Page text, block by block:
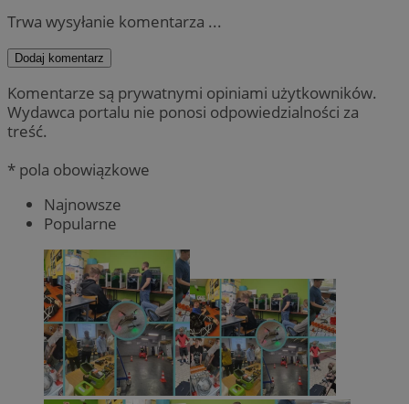
Trwa wysyłanie komentarza ...
Dodaj komentarz
Komentarze są prywatnymi opiniami użytkowników.
Wydawca portalu nie ponosi odpowiedzialności za
treść.
* pola obowiązkowe
Najnowsze
Popularne